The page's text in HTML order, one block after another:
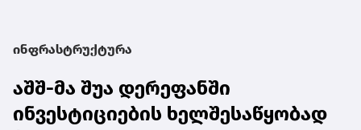
ინფრასტრუქტურა
აშშ-მა შუა დერეფანში
ინვესტიციების ხელშესაწყობად